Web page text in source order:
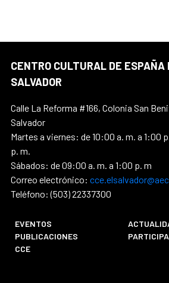
CENTRO CULTURAL DE ESPAÑA
SALVADOR
Calle La Reforma #166, Colonia San
Salvador
Martes a viernes: de 10:00 a. m. a 1:00
p. m.
Sábados: de 09:00 a. m. a 1:00 p. m
Correo electrónico:
Teléfono: (503) 22337300
EVENTOS
PUBLICACIONES
PARTICIPA
CCE